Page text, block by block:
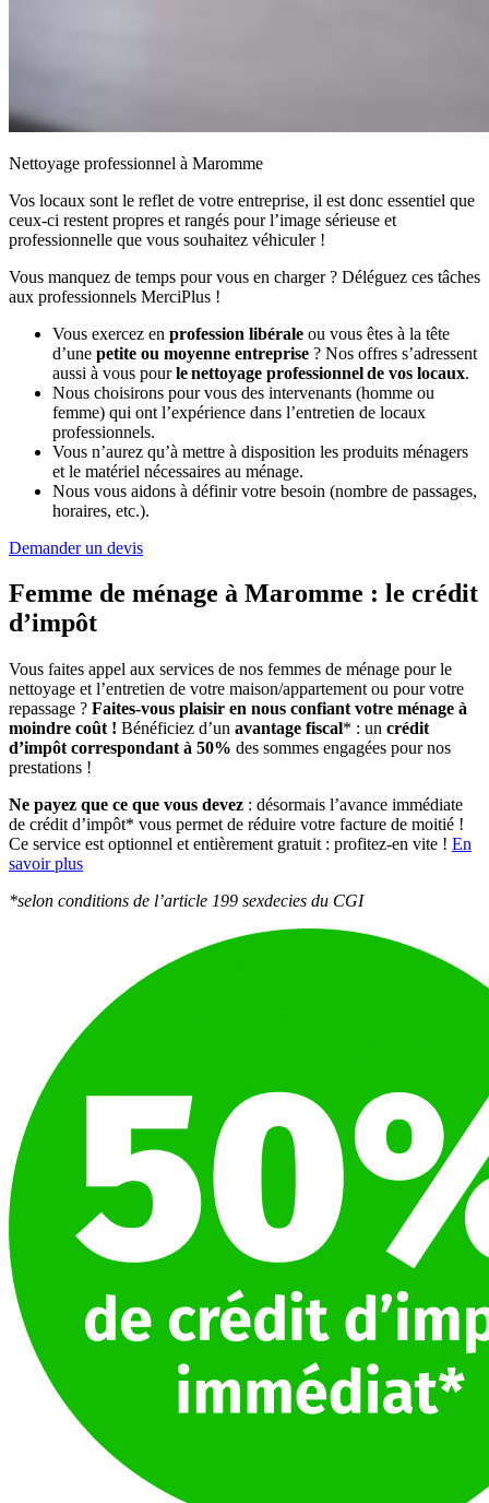
Nettoyage professionnel à Maromme
Vos locaux sont le reflet de votre entreprise, il est donc essentiel que
ceux-ci restent propres et rangés pour l’image sérieuse et
professionnelle que vous souhaitez véhiculer !
Vous manquez de temps pour vous en charger ? Déléguez ces tâches
aux professionnels MerciPlus !
Vous exercez en profession libérale ou vous êtes à la tête
d’une petite ou moyenne entreprise ? Nos offres s’adressent
aussi à vous pourle nettoyage professionnel de vos locaux.
Nous choisirons pour vous des intervenants (homme ou
femme) qui ont l’expérience dans l’entretien de locaux
professionnels.
Vous n’aurez qu’à mettre à disposition les produits ménagers
et le matériel nécessaires au ménage.
Nous vous aidons à définir votre besoin (nombre de passages,
horaires, etc.).
Demander un devis
Femme de ménage à Maromme : le crédit
d’impôt
Vous faites appel aux services de nos femmes de ménage pour le
nettoyage et l’entretien de votre maison/appartement ou pour votre
repassage ? Faites-vous plaisir en nous confiant votre ménage à
moindre coût ! Bénéficiez d’un avantage fiscal* : un crédit
d’impôt correspondant à 50% des sommes engagées pour nos
prestations !
Ne payez que ce que vous devez : désormais l’avance immédiate
de crédit d’impôt* vous permet de réduire votre facture de moitié !
Ce service est optionnel et entièrement gratuit : profitez-en vite ! En
savoir plus
*selon conditions de l’article 199 sexdecies du CGI